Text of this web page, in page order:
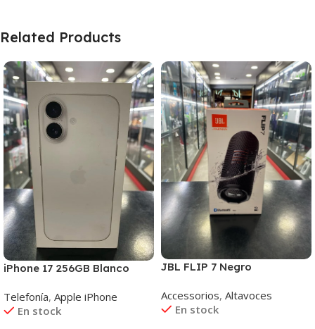
Related Products
iPhone 17 256GB Blanco
Telefonía, Apple iPhone
En stock
JBL FLIP 7 Negro
Accessorios, Altavoces
En stock